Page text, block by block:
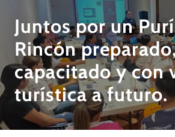
Juntos por un
Rincón
capacitado y con
turística a futuro.